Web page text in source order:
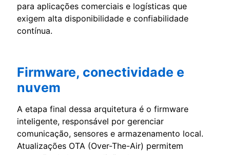
para aplicações comerciais e logísticas que
exigem alta disponibilidade e confiabilidade
contínua.
Firmware, conectividade e
nuvem
A etapa final dessa arquitetura é o firmware
inteligente, responsável por gerenciar
comunicação, sensores e armazenamento local.
Atualizações OTA (Over-The-Air) permitem